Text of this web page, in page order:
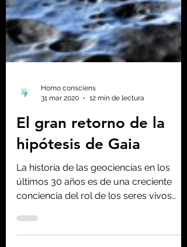
31 mar 2020
12 min de lectura
El gran retorno de la
hipótesis de Gaia
La historia de las geociencias en los